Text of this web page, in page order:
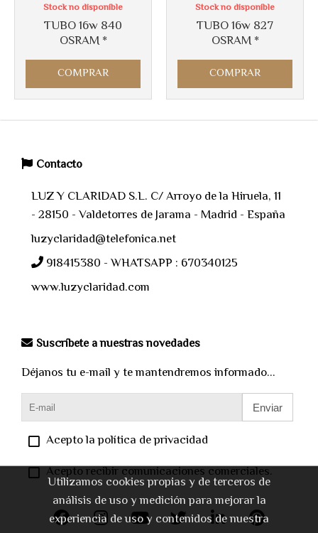
TUBO 16w 840
OSRAM *
Stock no disponible
COMPRAR
TUBO 16w 827
OSRAM *
Stock no disponible
COMPRAR
Contacto
LUZ Y CLARIDAD S.L. C/ Arroyo de la Hiruela, 11
- 28150 - Valdetorres de Jarama - Madrid - España
luzyclaridad@telefonica.net
918415380 - WHATSAPP : 670340125
www.luzyclaridad.com
Suscríbete a nuestras novedades
Déjanos tu e-mail y te mantendremos informado...
Enviar
Acepto la política de privacidad
Acepto recibir comunicaciones comerciales.
Utilizamos cookies propias y de terceros de
análisis de uso y medición para mejorar la
experiencia de uso y contenidos de nuestra